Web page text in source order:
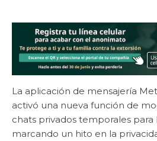
La aplicación de mensajería
activó una nueva función de
chats privados temporales para
marcando un hito en la